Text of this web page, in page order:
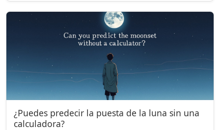
¿Puedes predecir la puesta de la luna sin una
calculadora?